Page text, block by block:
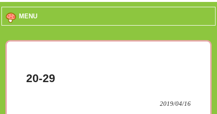
MENU
20-29
2019/04/16